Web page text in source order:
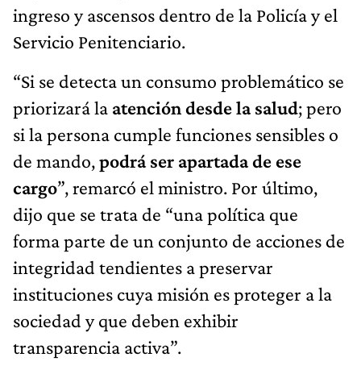
ingreso y ascensos dentro de la Policía y el
Servicio Penitenciario.
“Si se detecta un consumo problemático se
priorizará la atención desde la salud; pero
si la persona cumple funciones sensibles o
de mando,podrá ser apartada de ese
cargo”, remarcó el ministro. Por último,
dijo que se trata de “una política que
forma parte de un conjunto de acciones de
integridad tendientes a preservar
instituciones cuya misión es proteger a la
sociedad y que deben exhibir
transparencia activa”.